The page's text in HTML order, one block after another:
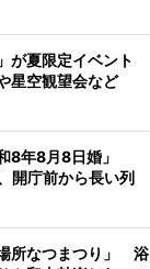
が夏限定イベント
星空観望会など
8年8月8日婚」
開庁前から長い列
所なつまつり」 浴